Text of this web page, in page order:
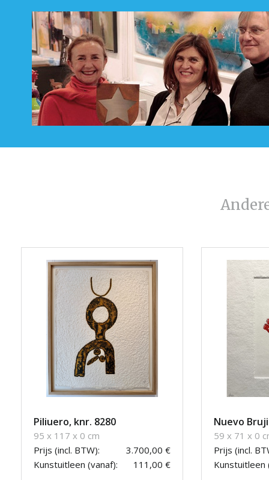
Piliuero, knr. 8280
95 x 117 x 0 cm
Prijs (incl. BTW):
3.700,00 €
Kunstuitleen (vanaf):
111,00 €
Nuevo
59 x 71 x 0
Prijs (incl.
Kunstuitleen